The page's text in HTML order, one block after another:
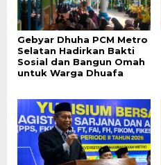
Gebyar Dhuha PCM Metro
Selatan Hadirkan Bakti
Sosial dan Bangun Omah
untuk Warga Dhuafa